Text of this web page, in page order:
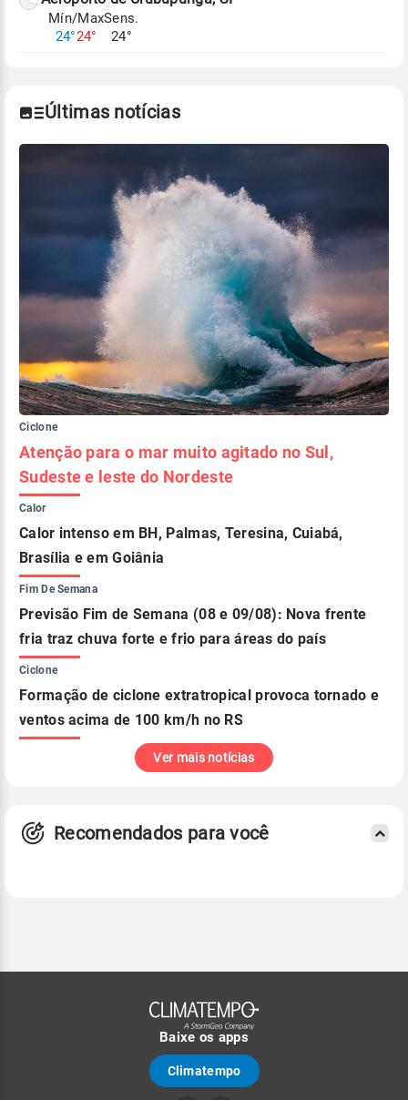
Mín/Max
24°24°
Sens.
24°
Últimas notícias
Ciclone
Atenção para o mar muito agitado no Sul,
Sudeste e leste do Nordeste
Calor
Calor intenso em BH, Palmas, Teresina, Cuiabá,
Brasília e em Goiânia
Fim De Semana
Previsão Fim de Semana (08 e 09/08): Nova frente
fria traz chuva forte e frio para áreas do país
Ciclone
Formação de ciclone extratropical provoca tornado e
ventos acima de 100 km/h no RS
Ver mais notícias
Recomendados para você
Baixe os apps
Climatempo